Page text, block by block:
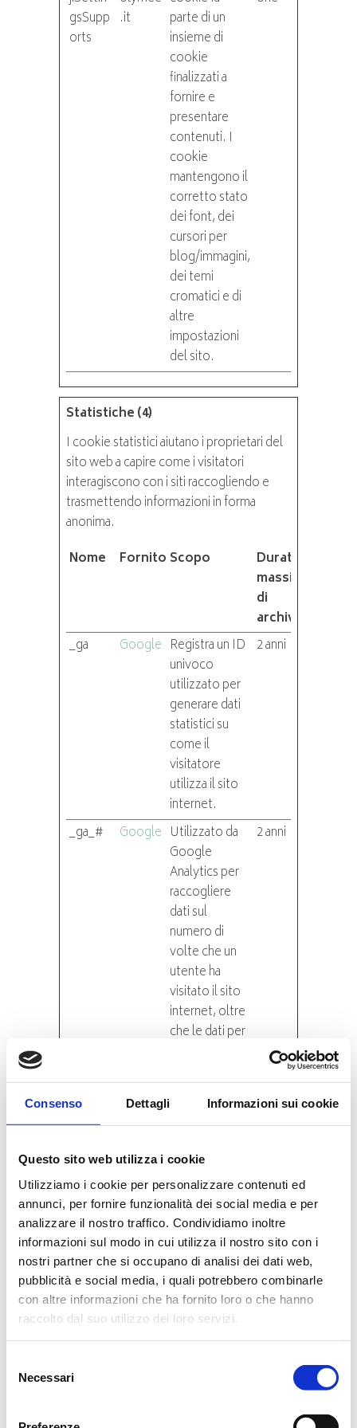
Consenso Dettagli Informazioni sui cookie
Questo sito web utilizza i cookie
Utilizziamo i cookie per personalizzare contenuti ed
annunci, per fornire funzionalità dei social media e per
analizzare il nostro traffico. Condividiamo inoltre
informazioni sul modo in cui utilizza il nostro sito con i
nostri partner che si occupano di analisi dei dati web,
pubblicità e social media, i quali potrebbero combinarle
con altre informazioni che ha fornito loro o che hanno
raccolto dal suo utilizzo dei loro servizi.
delNecessari
gsSupp
orts
.it
parte di un
insieme di
cookie
finalizzati a
fornire e
presentare
contenuti. I
cookie
mantengono il
corretto stato
dei font, dei
cursori per
blog/immagini,
dei temi
cromatici e di
altre
impostazioni
del sito.
Statistiche (4)
I cookie statistici aiutano i proprietari del
sito web a capire come i visitatori
interagiscono con i siti raccogliendo e
trasmettendo informazioni in forma
anonima.
Nome
FornitoreScopo
Durata
massima
di
archiviazione
_ga
Google Registra un ID
univoco
utilizzato per
generare dati
statistici su
come il
visitatore
utilizza il sito
internet.
2 anni
_ga_# Google Utilizzato da
Google
Analytics per
raccogliere
dati sul
numero di
volte che un
utente ha
visitato il sito
internet, oltre
che le dati per
2 anni
_gat Google Utilizzato da
Analytics per
limitare la
frequenza
delle richieste
1
_gid Google Registra un ID
univoco
utilizzato per
generare dati
statistici su
come il
1
giorn
o